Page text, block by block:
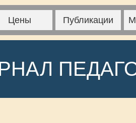
Цены Публикации